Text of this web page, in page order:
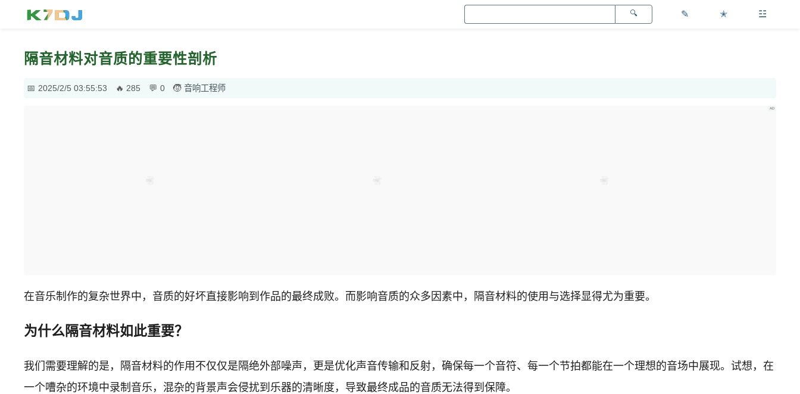
✎ ✭ ☳
隔音材料对音质的重要性剖析
2025/2/5 03:55:53 285 0 音响工程师
在音乐制作的复杂世界中，音质的好坏直接影响到作品的最终成败。而影响音质的众多因素中，隔音材料的使用与选择显得尤为重要。
为什么隔音材料如此重要？
我们需要理解的是，隔音材料的作用不仅仅是隔绝外部噪声，更是优化声音传输和反射，确保每一个音符、每一个节拍都能在一个理想的音场中展现。试想，在
一个嘈杂的环境中录制音乐，混杂的背景声会侵扰到乐器的清晰度，导致最终成品的音质无法得到保障。